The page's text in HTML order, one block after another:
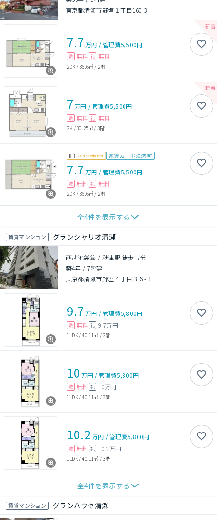
東京都清瀬市野塩１丁目160-3
7.7 万円 /管理費5,500円
敷 無料 礼 無料
2DK /36.6㎡ / 2階
7 万円 /管理費5,500円
敷 無料 礼 無料
2K /30.25㎡ / 3階
家賃カード決済可
7.7 万円 /管理費5,500円
敷 無料 礼 無料
2DK /36.6㎡ / 2階
全4件を表示する
賃貸マンション グランシャリオ清瀬
西武池袋線 / 秋津駅 徒歩17分
築4年 / 7階建
東京都清瀬市野塩４丁目３６-１
9.7 万円 /管理費5,800円
敷 無料 礼 9.7万円
1LDK/40.11㎡ / 2階
10 万円 /管理費5,800円
敷 無料 礼 10万円
1LDK/40.11㎡ /3階
10.2 万円 /管理費5,800円
敷 無料 礼 10.2万円
1LDK/40.11㎡ /3階
全4件を表示する
賃貸マンション グランハウゼ清瀬